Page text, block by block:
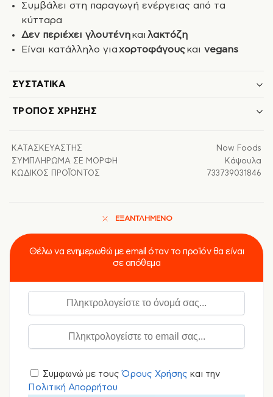
Συμβάλει στη παραγωγή ενέργειας από τα
κύτταρα
Δεν περιέχει γλουτένηκαι λακτόζη
Είναι κατάλληλο γιαχορτοφάγουςκαι vegans
ΣΥΣΤΑΤΙΚΆ
ΤΡΌΠΟΣ ΧΡΉΣΗΣ
ΚΑΤΑΣΚΕΥΑΣΤΉΣ
Now Foods
ΣΥΜΠΛΉΡΩΜΑ ΣΕ ΜΟΡΦΉ
Κάψουλα
ΚΩΔΙΚΌΣ ΠΡΟΪΌΝΤΟΣ
733739031846
ΕΞΑΝΤΛΗΜΈΝΟ
Θέλω να ενημερωθώ με email όταν το προϊόν θα είναι
σε απόθεμα
Συμφωνώ με τουςΌρους Χρήσης και την
Πολιτική Απορρήτου